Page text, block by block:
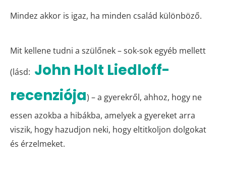
Mindez akkor is igaz, ha minden család különböző.
Mit kellene tudni a szülőnek – sok-sok egyéb mellett
(lásd: John Holt Liedloff-
recenziója) – a gyerekről, ahhoz, hogy ne
essen azokba a hibákba, amelyek a gyereket arra
viszik, hogy hazudjon neki, hogy eltitkoljon dolgokat
és érzelmeket.